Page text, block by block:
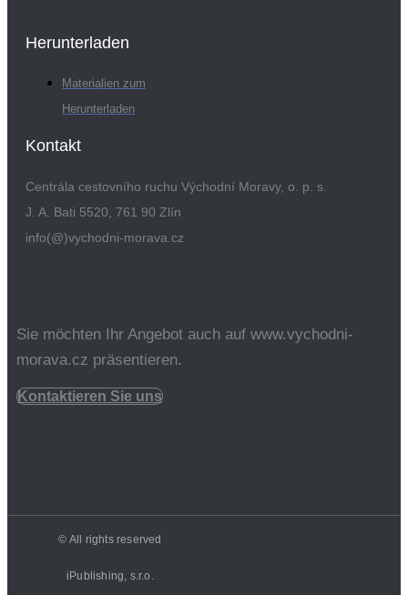
Herunterladen
Materialien zum
Herunterladen
Kontakt
Centrála cestovního ruchu Východní Moravy, o. p. s.
J. A. Bati 5520, 761 90 Zlín
info(@)vychodni-morava.cz
Sie möchten Ihr Angebot auch auf www.vychodni-
morava.cz präsentieren.
Kontaktieren Sie uns
© All rights reserved
iPublishing, s.r.o.